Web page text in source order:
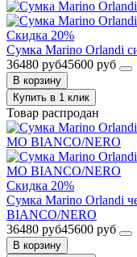
Скидка 20%
Сумка Marino Orlandi
36480 руб45600 руб
В корзину
Купить в 1 клик
Товар распродан
Скидка 20%
Сумка Marino Orlandi
BIANCO/NERO
36480 руб45600 руб
В корзину